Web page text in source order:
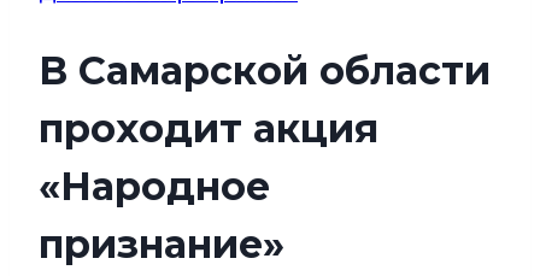
В Самарской области
проходит акция
«Народное
признание»